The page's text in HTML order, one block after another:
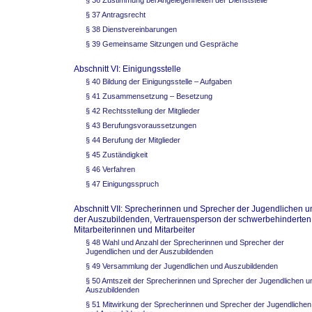
§ 37 Antragsrecht
§ 38 Dienstvereinbarungen
§ 39 Gemeinsame Sitzungen und Gespräche
Abschnitt VI: Einigungsstelle
§ 40 Bildung der Einigungsstelle – Aufgaben
§ 41 Zusammensetzung – Besetzung
§ 42 Rechtsstellung der Mitglieder
§ 43 Berufungsvoraussetzungen
§ 44 Berufung der Mitglieder
§ 45 Zuständigkeit
§ 46 Verfahren
§ 47 Einigungsspruch
Abschnitt VII: Sprecherinnen und Sprecher der Jugendlichen
der Auszubildenden, Vertrauensperson der schwerbehinderten
Mitarbeiterinnen und Mitarbeiter
§ 48 Wahl und Anzahl der Sprecherinnen und Sprecher der
Jugendlichen und der Auszubildenden
§ 49 Versammlung der Jugendlichen und Auszubildenden
§ 50 Amtszeit der Sprecherinnen und Sprecher der Jugendlichen
Auszubildenden
§ 51 Mitwirkung der Sprecherinnen und Sprecher der Jugendlichen